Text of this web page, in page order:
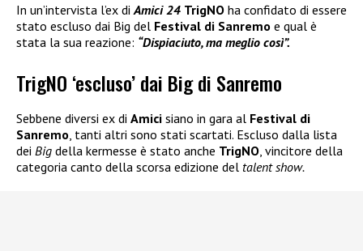
In un’intervista l’ex di Amici 24 TrigNO ha confidato di essere
stato escluso dai Big del Festival di Sanremo e qual è
stata la sua reazione: “Dispiaciuto, ma meglio così”.
TrigNO ‘escluso’ dai Big di Sanremo
Sebbene diversi ex di Amici siano in gara al Festival di
Sanremo, tanti altri sono stati scartati. Escluso dalla lista
dei Big della kermesse è stato anche TrigNO, vincitore della
categoria canto della scorsa edizione del talent show.